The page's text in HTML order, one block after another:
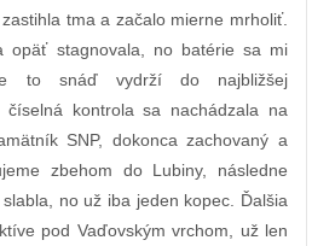
tma a začalo mierne mrholiť.
opäť stagnovala, no batérie sa mi
to snáď vydrží do najbližšej
číselná kontrola sa nachádzala na
SNP, dokonca zachovaný a
zbehom do Lubiny, následne
no už iba jeden kopec. Ďalšia
pod Vaďovským vrchom, už len